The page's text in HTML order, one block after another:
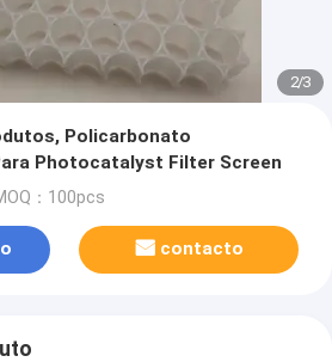
2/3
Policarbonato
Photocatalyst Filter Screen
：100pcs
contacto